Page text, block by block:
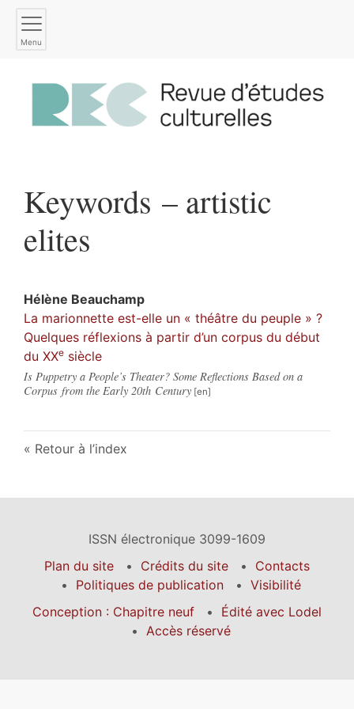
Menu
Keywords – artistic
elites
Hélène Beauchamp
La marionnette est-elle un « théâtre du peuple » ?
Quelques réflexions à partir d’un corpus du début
du XXe siècle
Is Puppetry a People’s Theater? Some Reflections Based on a
Corpus from the Early 20th Century
Retour à l’index
ISSN électronique 3099-1609
Plan du site
Crédits du site
Contacts
Politiques de publication
Visibilité
Conception : Chapitre neuf
Édité avec Lodel
Accès réservé